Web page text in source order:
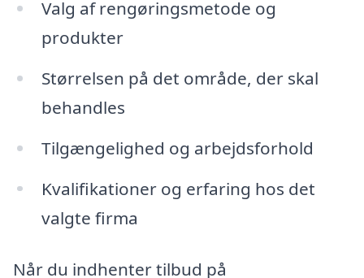
Valg af rengøringsmetode og
produkter
Størrelsen på det område, der skal
behandles
Tilgængelighed og arbejdsforhold
Kvalifikationer og erfaring hos det
valgte firma
Når du indhenter tilbud på